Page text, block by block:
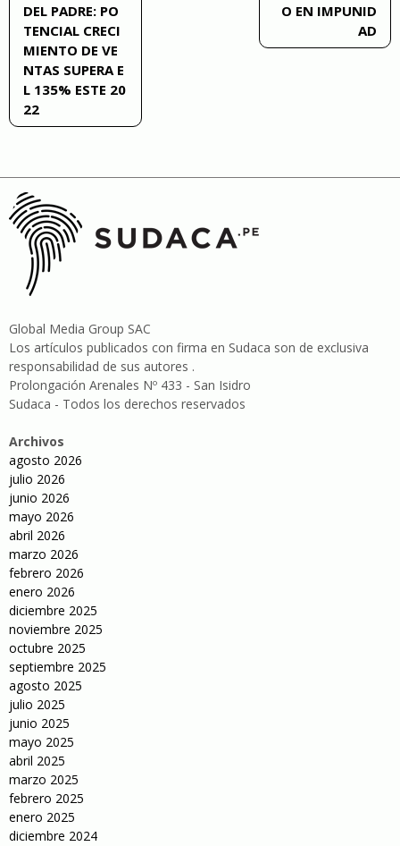
de
entradas
DEL PADRE: PO
TENCIAL CRECI
MIENTO DE VE
NTAS SUPERA E
L 135% ESTE 20
22
O EN IMPUNID
AD
Global Media Group SAC
Los artículos publicados con firma en Sudaca son de exclusiva
responsabilidad de sus autores .
Prolongación Arenales Nº 433 - San Isidro
Sudaca - Todos los derechos reservados
Archivos
agosto 2026
julio 2026
junio 2026
mayo 2026
abril 2026
marzo 2026
febrero 2026
enero 2026
diciembre 2025
noviembre 2025
octubre 2025
septiembre 2025
agosto 2025
julio 2025
junio 2025
mayo 2025
abril 2025
marzo 2025
febrero 2025
enero 2025
diciembre 2024